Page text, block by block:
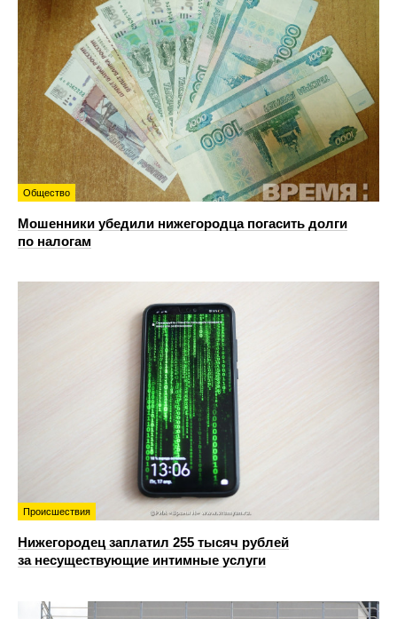
Общество
Мошенники убедили нижегородца погасить долги
по налогам
Происшествия
Нижегородец заплатил 255 тысяч рублей
за несуществующие интимные услуги